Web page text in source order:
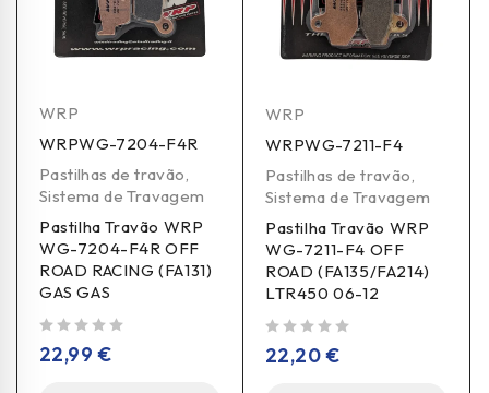
WRP
WRPWG-7204-F4R
Pastilhas de travão,
Sistema de Travagem
Pastilha Travão WRP
WG-7204-F4R OFF
ROAD RACING (FA131)
GAS GAS
22,99€
WRP
WRPWG-7211-F4
Pastilhas de travão,
Sistema de Travagem
Pastilha Travão WRP
WG-7211-F4 OFF
ROAD (FA135/FA214)
LTR450 06-12
22,20€